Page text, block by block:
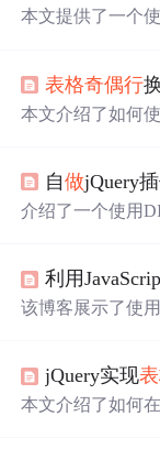
本文提供了一个
mouseout事件实
表格奇偶行
本文介绍了如何
自做jQuery
介绍了一个使用
利用
该博客展示了使
，实现表格隔行
jQuery实现
本文介绍了如何